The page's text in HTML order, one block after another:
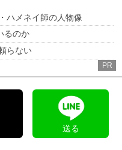
ハメネイ師の人物像
るのか
らない
PR
送る